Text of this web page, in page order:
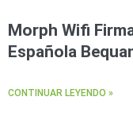
Morph Wifi
Española
CONTINUAR LEYENDO »